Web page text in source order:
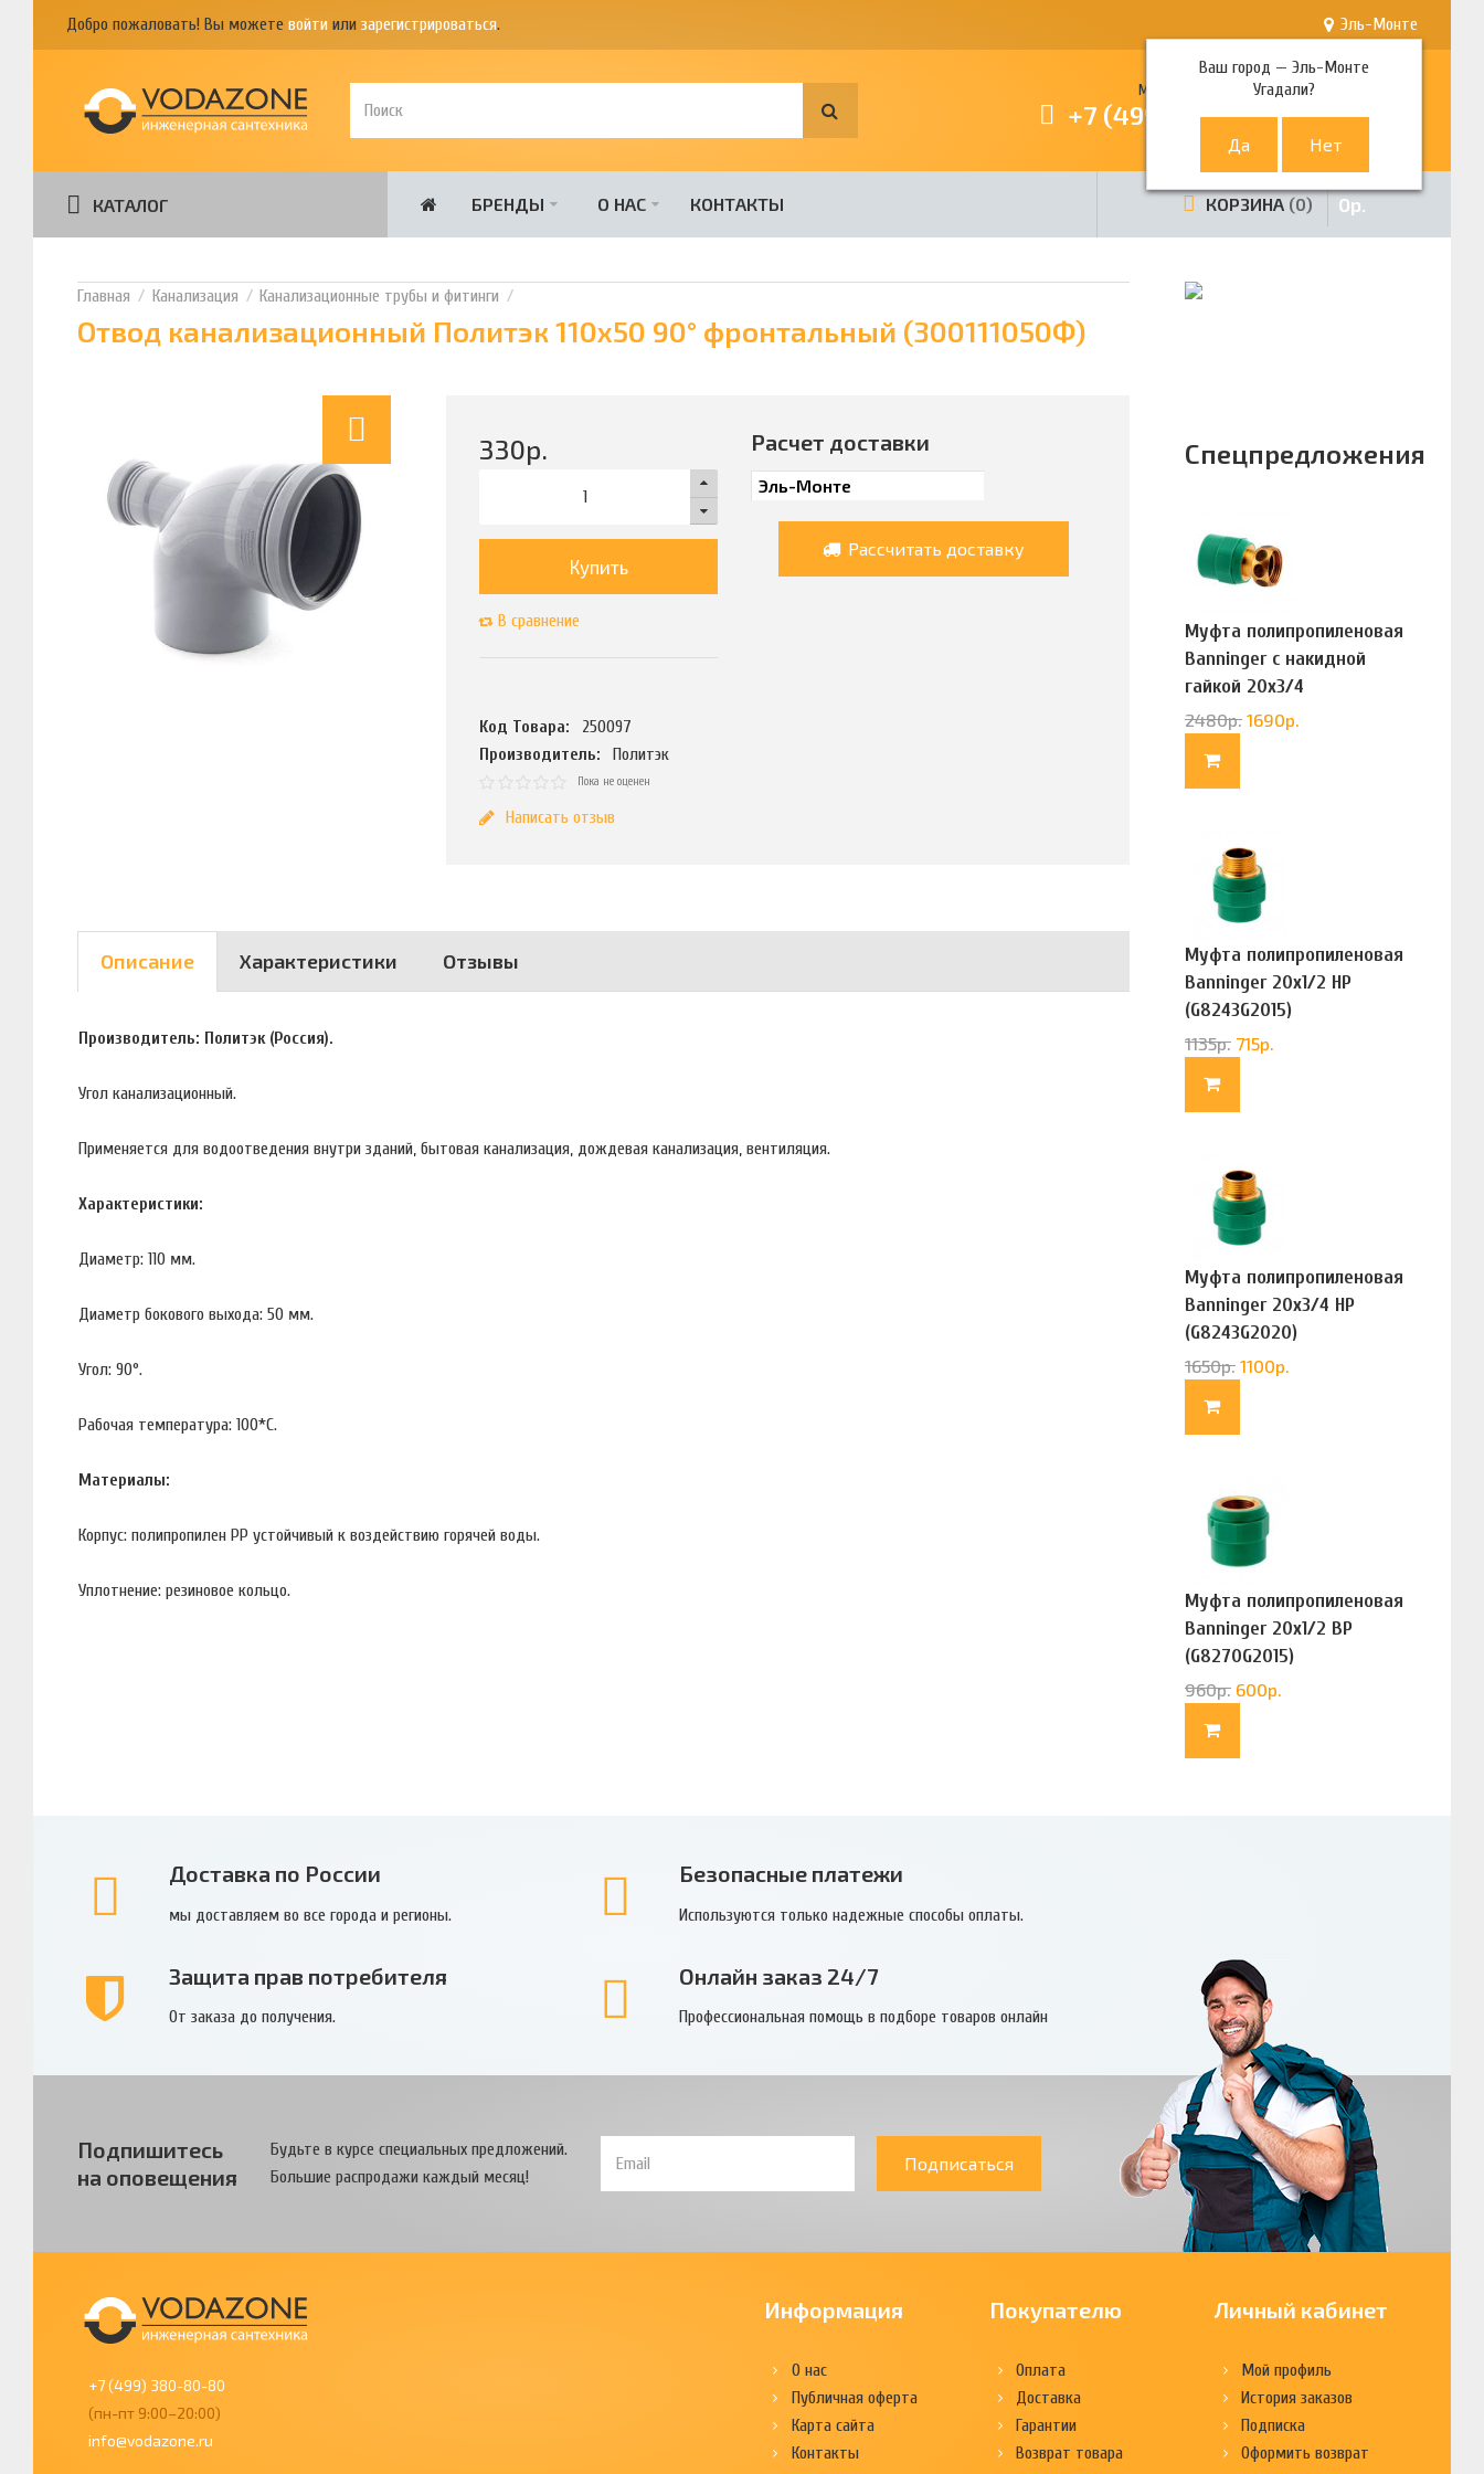
Добро пожаловать! Вы можете войти или зарегистрироваться. Эль-Монте
Ваш город —Эль-Монте
Угадали?
Многоканальный телефон
+7 (499) 380-80-80
КАТАЛОГ БРЕНДЫ О НАС КОНТАКТЫ КОРЗИНА 0 0р.
Канализация Канализационные трубы и фитинги
Отвод канализационный Политэк 110х50 90° фронтальный (300111050Ф)
330р.
Купить
В сравнение
Код Товара:
250097
Производитель:
Политэк
Пока не оценен
Написать отзыв
Расчет доставки
Рассчитать доставку
Описание Характеристики Отзывы
Производитель: Политэк (Россия).
Угол канализационный.
Применяется для водоотведения внутри зданий, бытовая канализация, дождевая канализация, вентиляция.
Характеристики:
Диаметр: 110 мм.
Диаметр бокового выхода: 50 мм.
Угол: 90°.
Рабочая температура: 100*С.
Материалы:
Корпус: полипропилен PP устойчивый к воздействию горячей воды.
Уплотнение: резиновое кольцо.
Спецпредложения
Муфта полипропиленовая
Banninger с накидной
гайкой 20х3/4
(G83322020)
2480р. 1690р.
Муфта полипропиленовая
Banninger 20х1/2 НР
(G8243G2015)
1135р. 715р.
Муфта полипропиленовая
Banninger 20х3/4 НР
(G8243G2020)
1650р. 1100р.
Муфта полипропиленовая
Banninger 20х1/2 ВР
(G8270G2015)
960р. 600р.
Доставка по России
мы доставляем во все города и регионы.
Безопасные платежи
Используются только надежные способы оплаты.
Защита прав потребителя
От заказа до получения.
Онлайн заказ 24/7
Профессиональная помощь в подборе товаров онлайн
Подпишитесь
на оповещения
Будьте в курсе специальных предложений.
Большие распродажи каждый месяц!
Подписаться
+7 (499) 380-80-80
(пн-пт 9:00–20:00)
info@vodazone.ru
Информация
О нас
Публичная оферта
Карта сайта
Контакты
Покупателю
Оплата
Доставка
Гарантии
Возврат товара
Личный кабинет
Мой профиль
История заказов
Подписка
Оформить возврат